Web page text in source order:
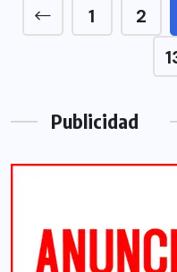
1 2
Publicidad